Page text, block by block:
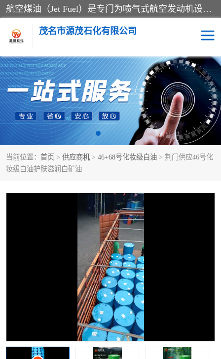
航空煤油（Jet Fuel）是专门为喷气式航空发动机设计的高纯度燃料，主要分为Jet A、Jet A-1和Jet B等类型。其特点是闪点高、低温流动性好，并添加了抗静电剂和抗氧化剂以确保飞行安全。航空煤油需
茂名市源茂石化有限公司
当前位置： 首页 > 供应商机 > 46+68号化妆级白油 > 荆门供应46号化
妆级白油护肤滋润白矿油
RP3航空煤油 D20+D30溶剂油
D40+D60溶剂油 D80+D100溶剂油
6号+120号溶剂油 260号溶剂油
异构烷烃 天然乳胶
46+68号化妆级白油